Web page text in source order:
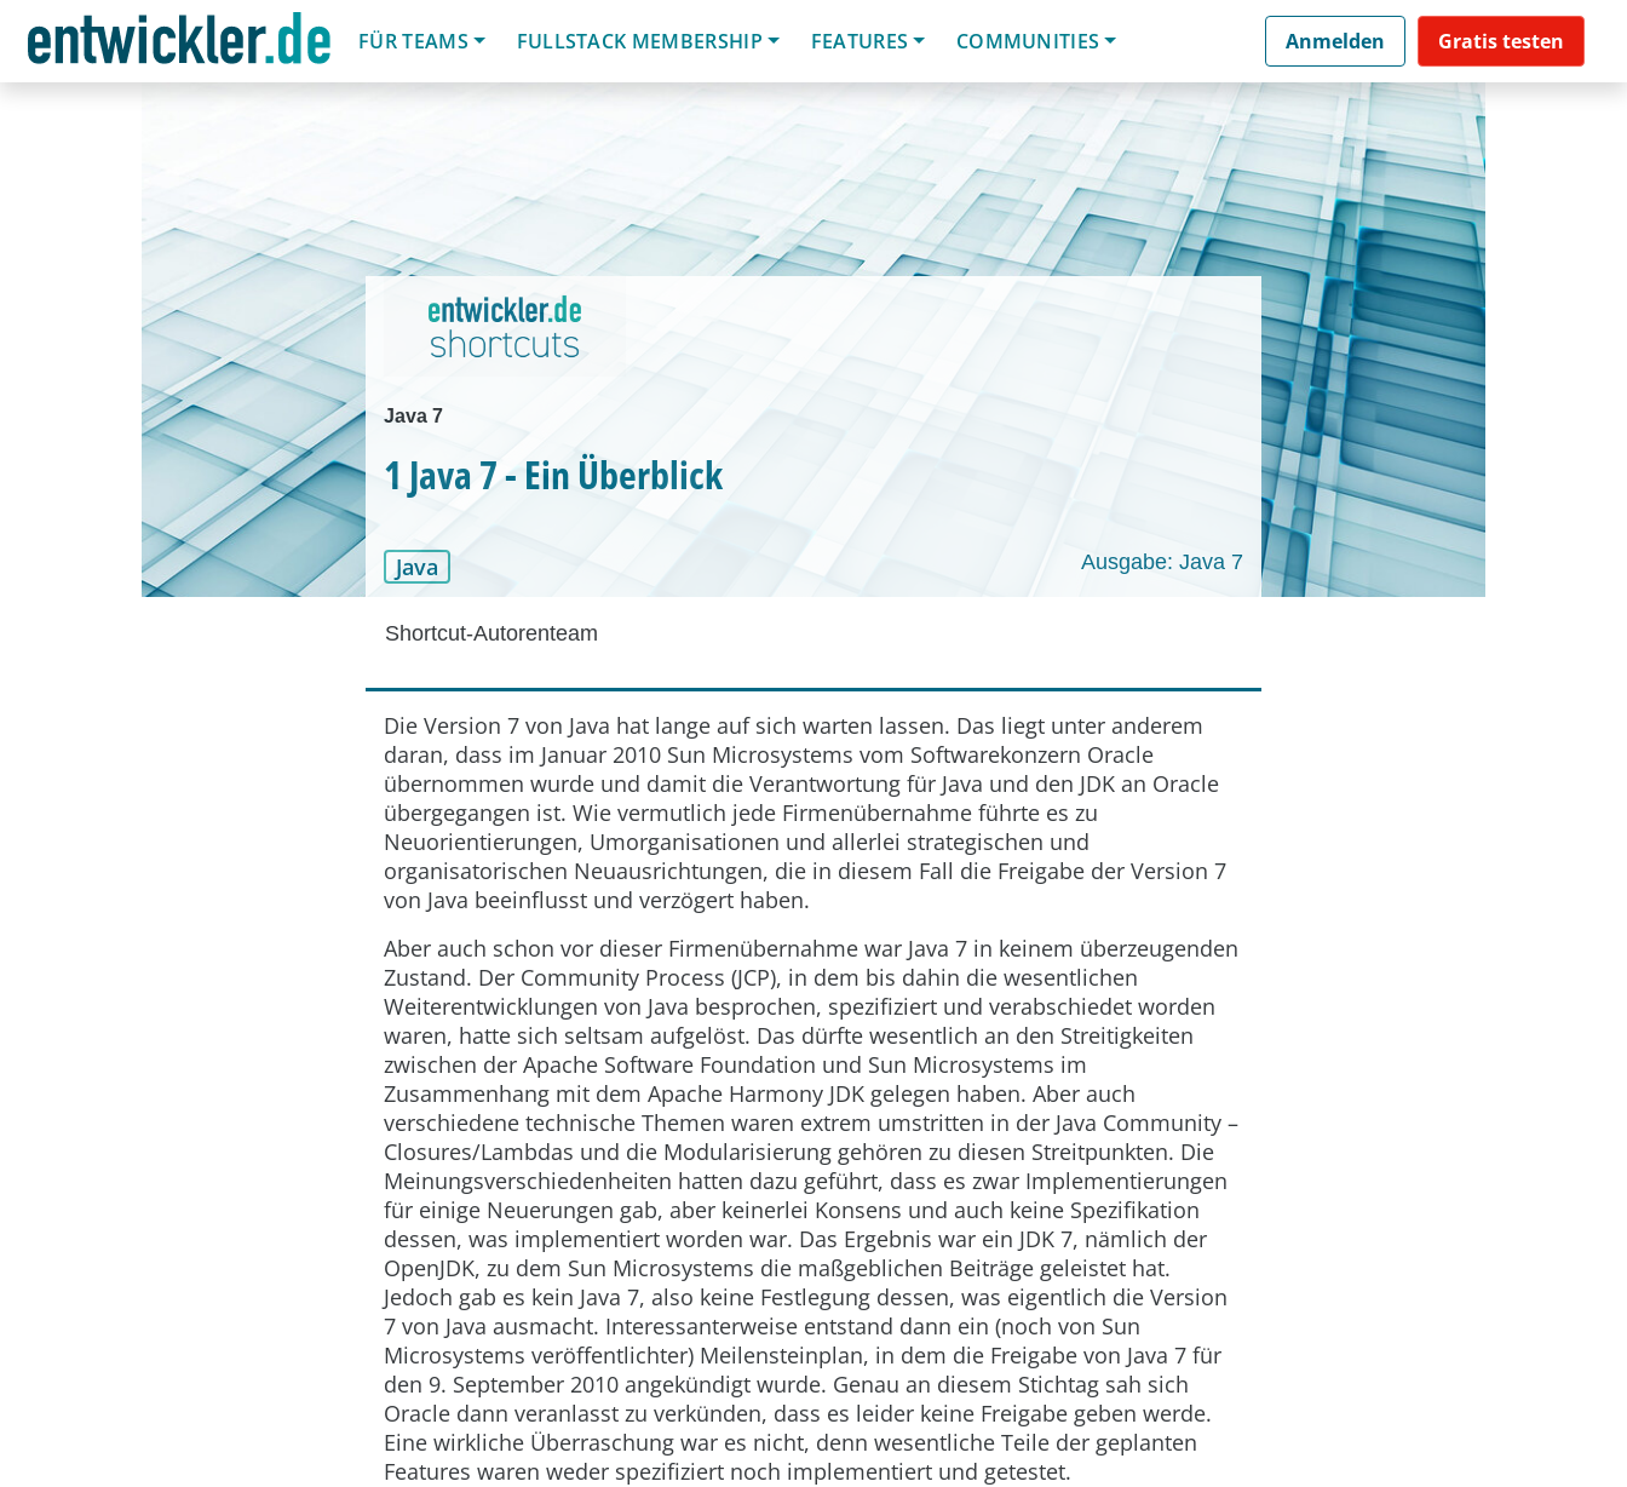
FÜR TEAMS
FULLSTACK MEMBERSHIP FEATURES COMMUNITIES Anmelden Gratis testen
Java 7
1 Java 7 - Ein Überblick
Java Ausgabe: Java 7
Shortcut-Autorenteam
Die Version 7 von Java hat lange auf sich warten lassen. Das liegt unter anderem
daran, dass im Januar 2010 Sun Microsystems vom Softwarekonzern Oracle
übernommen wurde und damit die Verantwortung für Java und den JDK an Oracle
übergegangen ist. Wie vermutlich jede Firmenübernahme führte es zu
Neuorientierungen, Umorganisationen und allerlei strategischen und
organisatorischen Neuausrichtungen, die in diesem Fall die Freigabe der Version 7
von Java beeinflusst und verzögert haben.
Aber auch schon vor dieser Firmenübernahme war Java 7 in keinem überzeugenden
Zustand. Der Community Process (JCP), in dem bis dahin die wesentlichen
Weiterentwicklungen von Java besprochen, spezifiziert und verabschiedet worden
waren, hatte sich seltsam aufgelöst. Das dürfte wesentlich an den Streitigkeiten
zwischen der Apache Software Foundation und Sun Microsystems im
Zusammenhang mit dem Apache Harmony JDK gelegen haben. Aber auch
verschiedene technische Themen waren extrem umstritten in der Java Community –
Closures/Lambdas und die Modularisierung gehören zu diesen Streitpunkten. Die
Meinungsverschiedenheiten hatten dazu geführt, dass es zwar Implementierungen
für einige Neuerungen gab, aber keinerlei Konsens und auch keine Spezifikation
dessen, was implementiert worden war. Das Ergebnis war ein JDK 7, nämlich der
OpenJDK, zu dem Sun Microsystems die maßgeblichen Beiträge geleistet hat.
Jedoch gab es kein Java 7, also keine Festlegung dessen, was eigentlich die Version
7 von Java ausmacht. Interessanterweise entstand dann ein (noch von Sun
Microsystems veröffentlichter) Meilensteinplan, in dem die Freigabe von Java 7 für
den 9. September 2010 angekündigt wurde. Genau an diesem Stichtag sah sich
Oracle dann veranlasst zu verkünden, dass es leider keine Freigabe geben werde.
Eine wirkliche Überraschung war es nicht, denn wesentliche Teile der geplanten
Features waren weder spezifiziert noch implementiert und getestet.